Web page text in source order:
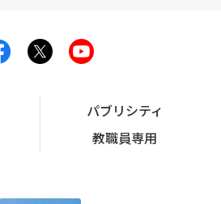
パブリシティ
教職員専用